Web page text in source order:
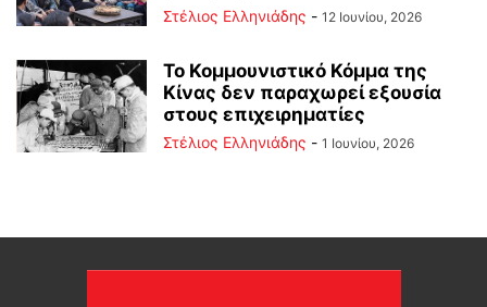
Στέλιος Ελληνιάδης - 12 Ιουνίου, 2026
Το Κομμουνιστικό Κόμμα της
Κίνας δεν παραχωρεί εξουσία
στους επιχειρηματίες
Στέλιος Ελληνιάδης - 1 Ιουνίου, 2026